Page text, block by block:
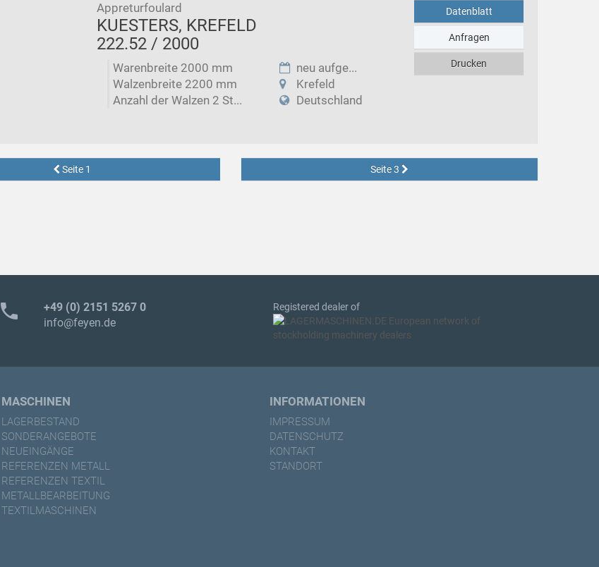
Appreturfoulard
KUESTERS, KREFELD
222.52 / 2000
Warenbreite 2000 mm
Walzenbreite 2200 mm
Anzahl der Walzen 2 St...
neu aufge...
Krefeld
Deutschland
Datenblatt
Anfragen
Drucken
Seite 1 Seite 3
phone
+49 (0) 2151 5267 0
info@feyen.de
Registered dealer of
MASCHINEN
LAGERBESTAND
SONDERANGEBOTE
NEUEINGÄNGE
REFERENZEN METALL
REFERENZEN TEXTIL
METALLBEARBEITUNG
TEXTILMASCHINEN
INFORMATIONEN
IMPRESSUM
DATENSCHUTZ
KONTAKT
STANDORT